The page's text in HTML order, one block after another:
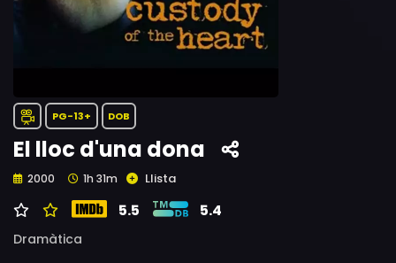
PG-13+ DOB
El lloc d'una dona
2000 1h 31m Llista
5.5 5.4
Dramàtica